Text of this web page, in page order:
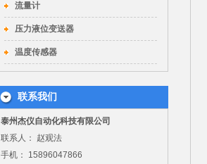
流量计
压力液位变送器
温度传感器
联系我们
泰州杰仪自动化科技有限公司
联系人： 赵观法
手机： 15896047866